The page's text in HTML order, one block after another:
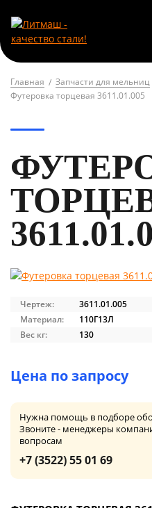
Главная Запчасти для мельниц
Футеровка торцевая 3611.01.005
Чертеж:
3611.01.005
Материал:
110Г13Л
Вес кг:
130
Цена по запросу
Нужна помощь в подборе
Звоните - менеджеры
вопросам
+7 (3522) 55 01 69